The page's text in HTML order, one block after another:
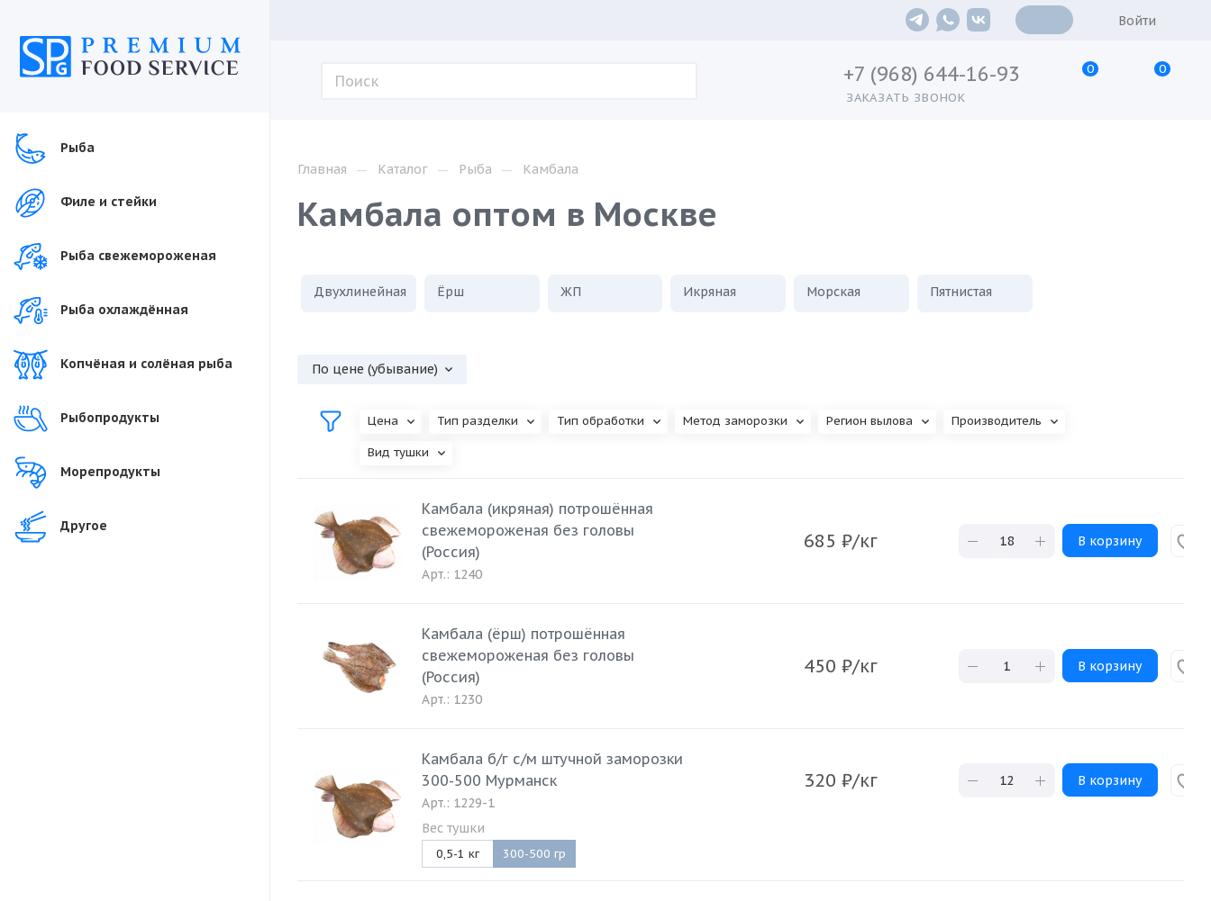
Войти
+7 (968) 644-16-93
ЗАКАЗАТЬ ЗВОНОК
0 0
Рыба
Филе и стейки
Рыба свежемороженая
Рыба охлаждённая
Копчёная и солёная рыба
Рыбопродукты
Морепродукты
Другое
Главная — Каталог — Рыба — Камбала
Камбала оптом в Москве
Двухлинейная Ёрш ЖП Икряная Морская Пятнистая
По цене (убывание)
Цена Тип разделки Тип обработки Метод заморозки Регион вылова Производитель
Вид тушки
Камбала (икряная) потрошённая
свежемороженая без головы
(Россия)
Арт.: 1240
685 ₽/кг В корзину
Камбала (ёрш) потрошённая
свежемороженая без головы
(Россия)
Арт.: 1230
450 ₽/кг В корзину
Камбала б/г с/м штучной заморозки
300-500 Мурманск
Арт.: 1229-1
320 ₽/кг В корзину
Вес тушки
0,5-1 кг 300-500 гр